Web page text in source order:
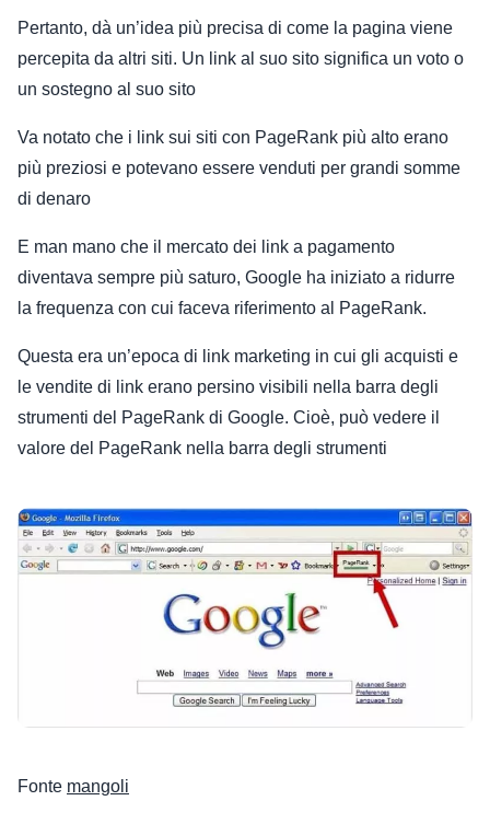
Pertanto, dà un’idea più precisa di come la pagina viene
percepita da altri siti. Un link al suo sito significa un voto o
un sostegno al suo sito
Va notato che i link sui siti con PageRank più alto erano
più preziosi e potevano essere venduti per grandi somme
di denaro
E man mano che il mercato dei link a pagamento
diventava sempre più saturo, Google ha iniziato a ridurre
la frequenza con cui faceva riferimento al PageRank.
Questa era un’epoca di link marketing in cui gli acquisti e
le vendite di link erano persino visibili nella barra degli
strumenti del PageRank di Google. Cioè, può vedere il
valore del PageRank nella barra degli strumenti
Fonte mangoli